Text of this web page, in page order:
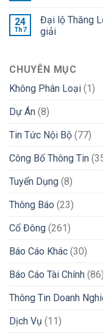
24
Th7
Đại lộ Thăng
giải
CHUYÊN MỤC
Không Phân Loại (1)
Dự Án (8)
Tin Tức Nội Bộ (77)
Công Bố Thông Tin
Tuyển Dụng (8)
Thông Báo (23)
Cổ Đông (261)
Báo Cáo Khác (30)
Báo Cáo Tài Chính (86)
Thông Tin Doanh
Dịch Vụ (11)